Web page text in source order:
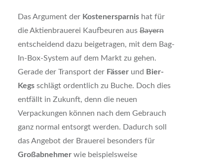
Das Argument der Kostenersparnis hat für
die Aktienbrauerei Kaufbeuren ausBayern
entscheidend dazu beigetragen, mit dem Bag-
In-Box-System auf dem Markt zu gehen.
Gerade der Transport der Fässer und Bier-
Kegs schlägt ordentlich zu Buche. Doch dies
entfällt in Zukunft, denn die neuen
Verpackungen können nach dem Gebrauch
ganz normal entsorgt werden. Dadurch soll
das Angebot der Brauerei besonders für
Großabnehmer wie beispielsweise